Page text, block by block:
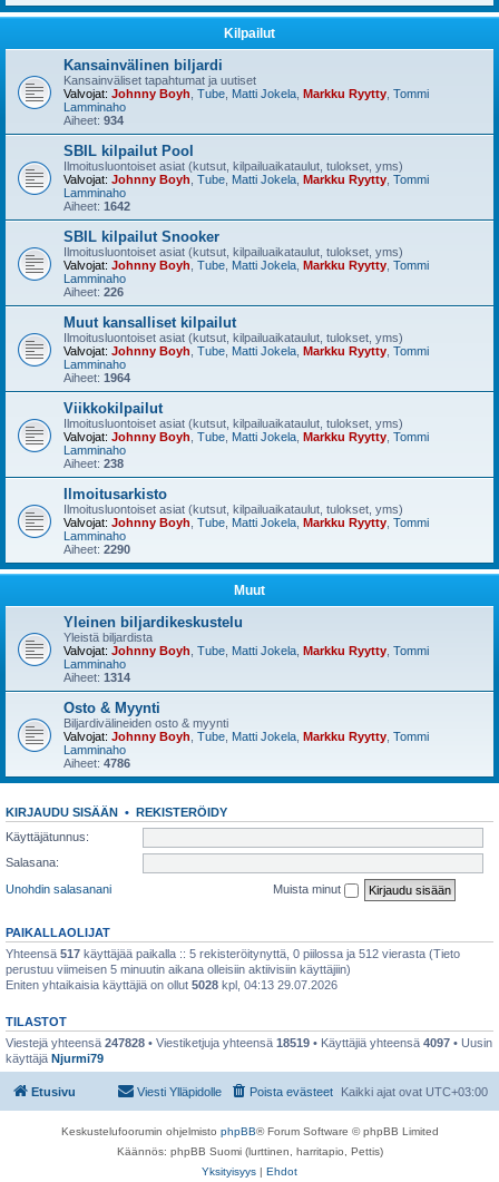
Kilpailut
Kansainvälinen biljardi
Kansainväliset tapahtumat ja uutiset
Valvojat: Johnny Boyh Tube Matti Jokela Markku Ryytty Tommi
Lamminaho
Aiheet: 934
SBIL kilpailut Pool
Ilmoitusluontoiset asiat (kutsut, kilpailuaikataulut, tulokset, yms)
Valvojat: Johnny Boyh Tube Matti Jokela Markku Ryytty Tommi
Lamminaho
Aiheet: 1642
SBIL kilpailut Snooker
Ilmoitusluontoiset asiat (kutsut, kilpailuaikataulut, tulokset, yms)
Valvojat: Johnny Boyh Tube Matti Jokela Markku Ryytty Tommi
Lamminaho
Aiheet: 226
Muut kansalliset kilpailut
Ilmoitusluontoiset asiat (kutsut, kilpailuaikataulut, tulokset, yms)
Valvojat: Johnny Boyh Tube Matti Jokela Markku Ryytty Tommi
Lamminaho
Aiheet: 1964
Viikkokilpailut
Ilmoitusluontoiset asiat (kutsut, kilpailuaikataulut, tulokset, yms)
Valvojat: Johnny Boyh Tube Matti Jokela Markku Ryytty Tommi
Lamminaho
Aiheet: 238
Ilmoitusarkisto
Ilmoitusluontoiset asiat (kutsut, kilpailuaikataulut, tulokset, yms)
Valvojat: Johnny Boyh Tube Matti Jokela Markku Ryytty Tommi
Lamminaho
Aiheet: 2290
Muut
Yleinen biljardikeskustelu
Yleistä biljardista
Valvojat: Johnny Boyh Tube Matti Jokela Markku Ryytty Tommi
Lamminaho
Aiheet: 1314
Osto & Myynti
Biljardivälineiden osto & myynti
Valvojat: Johnny Boyh Tube Matti Jokela Markku Ryytty Tommi
Lamminaho
Aiheet: 4786
KIRJAUDU SISÄÄN • REKISTERÖIDY
Käyttäjätunnus:
Salasana:
Unohdin salasanani
Muista minut
PAIKALLAOLIJAT
Yhteensä 517 käyttäjää paikalla :: 5 rekisteröitynyttä, 0 piilossa ja 512 vierasta (Tieto
perustuu viimeisen 5 minuutin aikana olleisiin aktiivisiin käyttäjiin)
Eniten yhtaikaisia käyttäjiä on ollut 5028 kpl, 04:13 29.07.2026
TILASTOT
Viestejä yhteensä 247828 • Viestiketjuja yhteensä 18519 • Käyttäjiä yhteensä 4097 • Uusin
käyttäjä Njurmi79
Etusivu Kaikki ajat ovat UTC+03:00
Poista evästeet
Viesti Ylläpidolle
Keskustelufoorumin ohjelmisto phpBB® Forum Software © phpBB Limited
Käännös: phpBB Suomi (lurttinen, harritapio, Pettis)
Yksityisyys | Ehdot